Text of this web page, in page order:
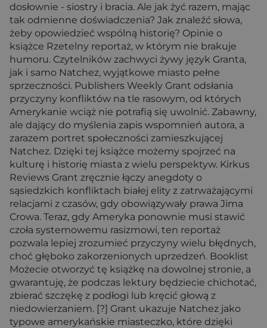
dosłownie - siostry i bracia. Ale jak żyć razem, mając
tak odmienne doświadczenia? Jak znaleźć słowa,
żeby opowiedzieć wspólną historię? Opinie o
książce Rzetelny reportaż, w którym nie brakuje
humoru. Czytelników zachwyci żywy język Granta,
jak i samo Natchez, wyjątkowe miasto pełne
sprzeczności. Publishers Weekly Grant odsłania
przyczyny konfliktów na tle rasowym, od których
Amerykanie wciąż nie potrafią się uwolnić. Zabawny,
ale dający do myślenia zapis wspomnień autora, a
zarazem portret społeczności zamieszkującej
Natchez. Dzięki tej książce możemy spojrzeć na
kulturę i historię miasta z wielu perspektyw. Kirkus
Reviews Grant zręcznie łączy anegdoty o
sąsiedzkich konfliktach białej elity z zatrważającymi
relacjami z czasów, gdy obowiązywały prawa Jima
Crowa. Teraz, gdy Ameryka ponownie musi stawić
czoła systemowemu rasizmowi, ten reportaż
pozwala lepiej zrozumieć przyczyny wielu błędnych,
choć głęboko zakorzenionych uprzedzeń. Booklist
Możecie otworzyć tę książkę na dowolnej stronie, a
gwarantuję, że podczas lektury będziecie chichotać,
zbierać szczękę z podłogi lub kręcić głową z
niedowierzaniem. [?] Grant ukazuje Natchez jako
typowe amerykańskie miasteczko, które dzięki